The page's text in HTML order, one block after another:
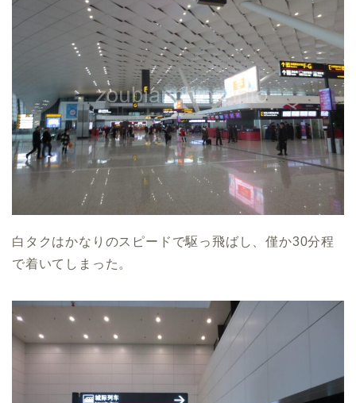
白タクはかなりのスピードで駆っ飛ばし、僅か30分程
で着いてしまった。